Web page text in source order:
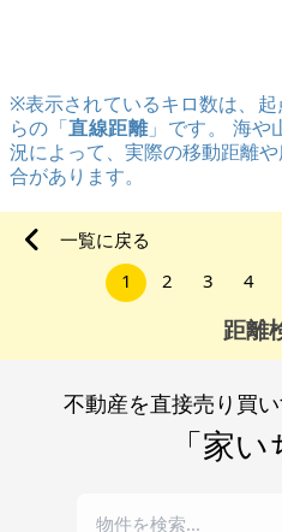
活用させてもらいました。冬
私たちと一緒に暮らすようにな
ており、当家いちばを通じ販売
は以下の通りです。 2011年6月：基礎補強工事/1階フローリン
※表示されているキロ数は、
らの「直線距離」です。 海や
況によって、実際の移動距離
合があります。
一覧に戻る
1
2 3 4
距離
不動産を直接売り買
「家い